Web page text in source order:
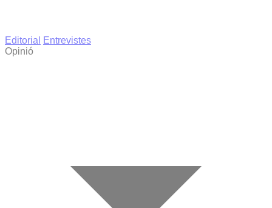
Editorial
Entrevistes
Opinió